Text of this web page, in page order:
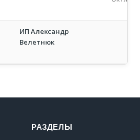
ИП Александр
Велетнюк
РАЗДЕЛЫ